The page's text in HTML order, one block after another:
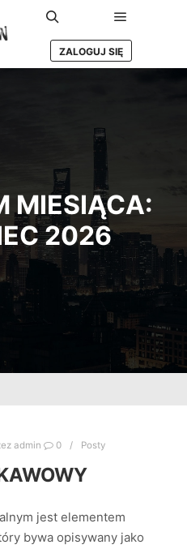
Szukaj Główne
ZALOGUJ SIĘ
MIESIĄCA:
2026
admin 0 Posty
jest elementem
bywa opisywany jako